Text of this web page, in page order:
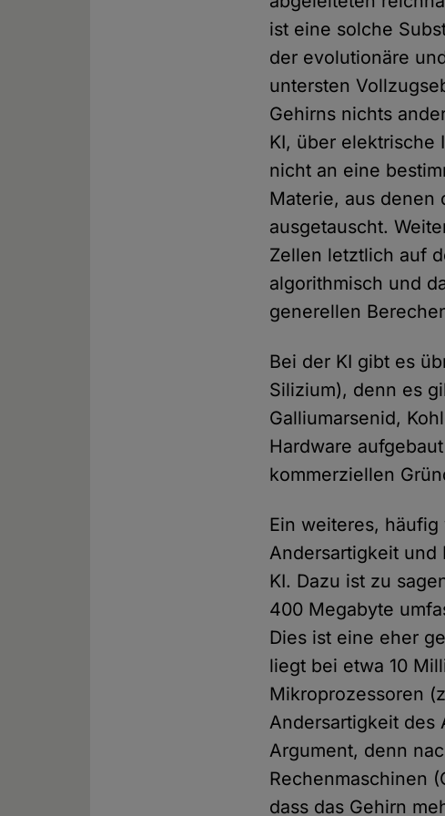
ist eine solche
der evolutionäre
untersten
Gehirns nichts
KI, über elektrische
nicht an eine
Materie, aus denen
ausgetauscht.
Zellen letztlich auf
algorithmisch und
generellen
Bei der KI gibt es
Silizium), denn es
Galliumarsenid,
Hardware
kommerziellen
Ein weiteres,
Andersartigkeit und
KI. Dazu ist zu
400 Megabyte
Dies ist eine eher
liegt bei etwa 10
Mikroprozessoren
Andersartigkeit des
Argument, denn
Rechenmaschinen
dass das Gehirn